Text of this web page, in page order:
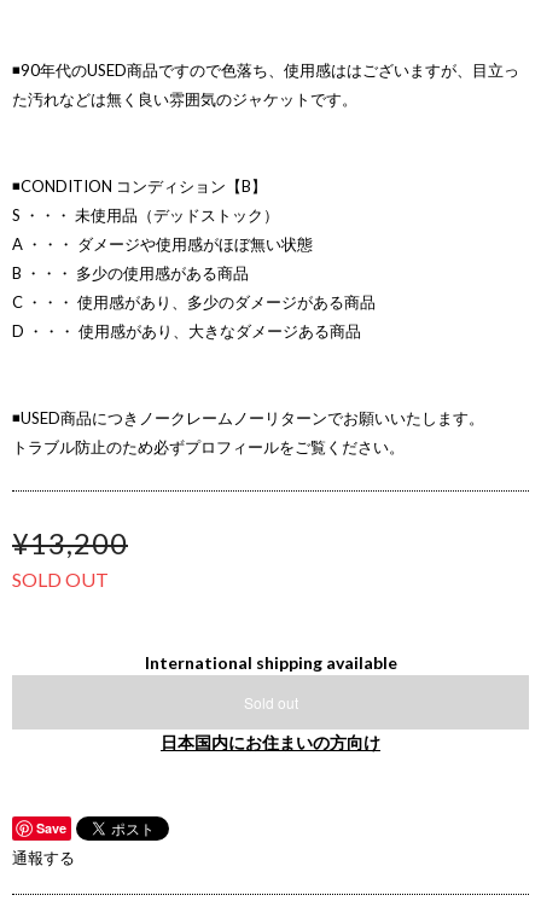
◾️90年代のUSED商品ですので色落ち、使用感ははございますが、目立っ
た汚れなどは無く良い雰囲気のジャケットです。
◾️CONDITION コンディション【B】
S ・・・ 未使用品（デッドストック）
A ・・・ ダメージや使用感がほぼ無い状態
B ・・・ 多少の使用感がある商品
C ・・・ 使用感があり、多少のダメージがある商品
D ・・・ 使用感があり、大きなダメージある商品
◾️USED商品につきノークレームノーリターンでお願いいたします。
トラブル防止のため必ずプロフィールをご覧ください。
¥13,200
SOLD OUT
International shipping available
Sold out
日本国内にお住まいの方向け
Save
通報する